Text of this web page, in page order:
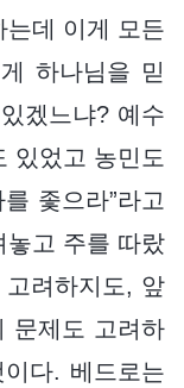
데 이게 모든
하나님을 믿
겠느냐? 예수
있었고 농민도
좇으라”라고
놓고 주를 따랐
려하지도, 앞
문제도 고려하
다. 베드로는